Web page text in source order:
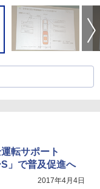
転サポート
」で普及促進へ
2017年4月4日